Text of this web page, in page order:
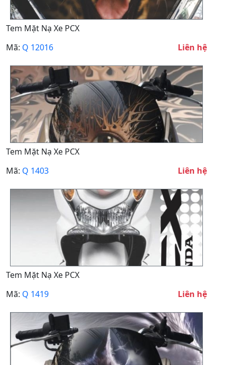
Tem Mặt Nạ Xe PCX
Mã: Q 12016 Liên hệ
Tem Mặt Nạ Xe PCX
Mã: Q 1403 Liên hệ
Tem Mặt Nạ Xe PCX
Mã: Q 1419 Liên hệ